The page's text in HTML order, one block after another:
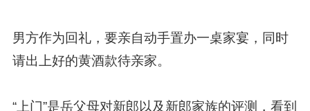
男方作为回礼，要亲自动手置办一桌家宴，同时
请出上好的黄酒款待亲家。
“上门”是岳父母对新郎以及新郎家族的评测，看到